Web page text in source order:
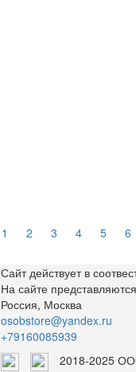
1 2 3 4 5 6
Сайт действует в
На сайте
Россия, Москва
osobstore@yandex.ru
+79160085939
2018-2025